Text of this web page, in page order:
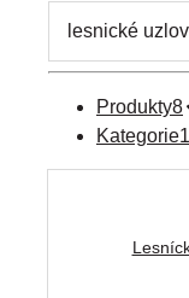
Produkty8
Kategorie